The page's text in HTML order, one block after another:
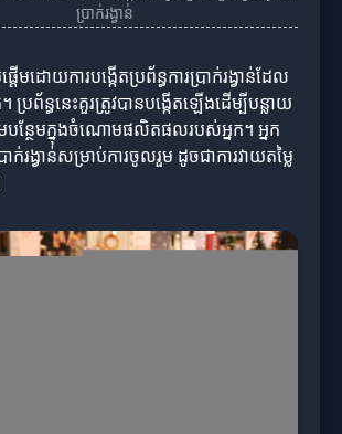
ប្រាក់រង្វាន់
ើមដោយការបង្កើតប្រព័ន្ធការប្រាក់រង្វាន់ដែល
ប្រព័ន្ធនេះគួរត្រូវបានបង្កើតឡើងដើម្បីបន្លាយ
ន្ថែមក្នុងចំណោមផលិតផលរបស់អ្នក។ អ្នក
ក់រង្វាន់សម្រាប់ការចូលរួម ដូចជាការវាយតម្លៃ